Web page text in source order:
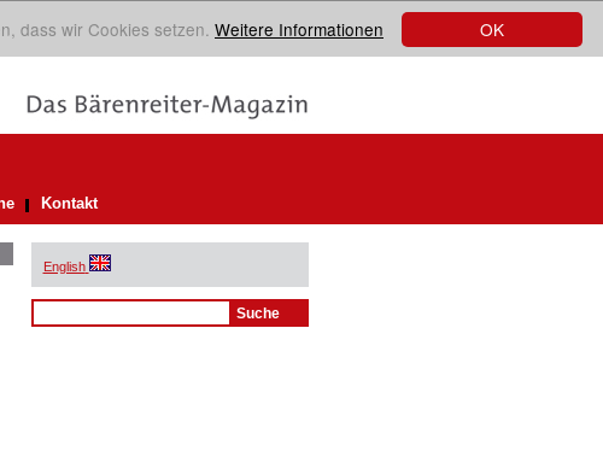
OK
dass wir Cookies setzen. Weitere Informationen
Kontakt
English